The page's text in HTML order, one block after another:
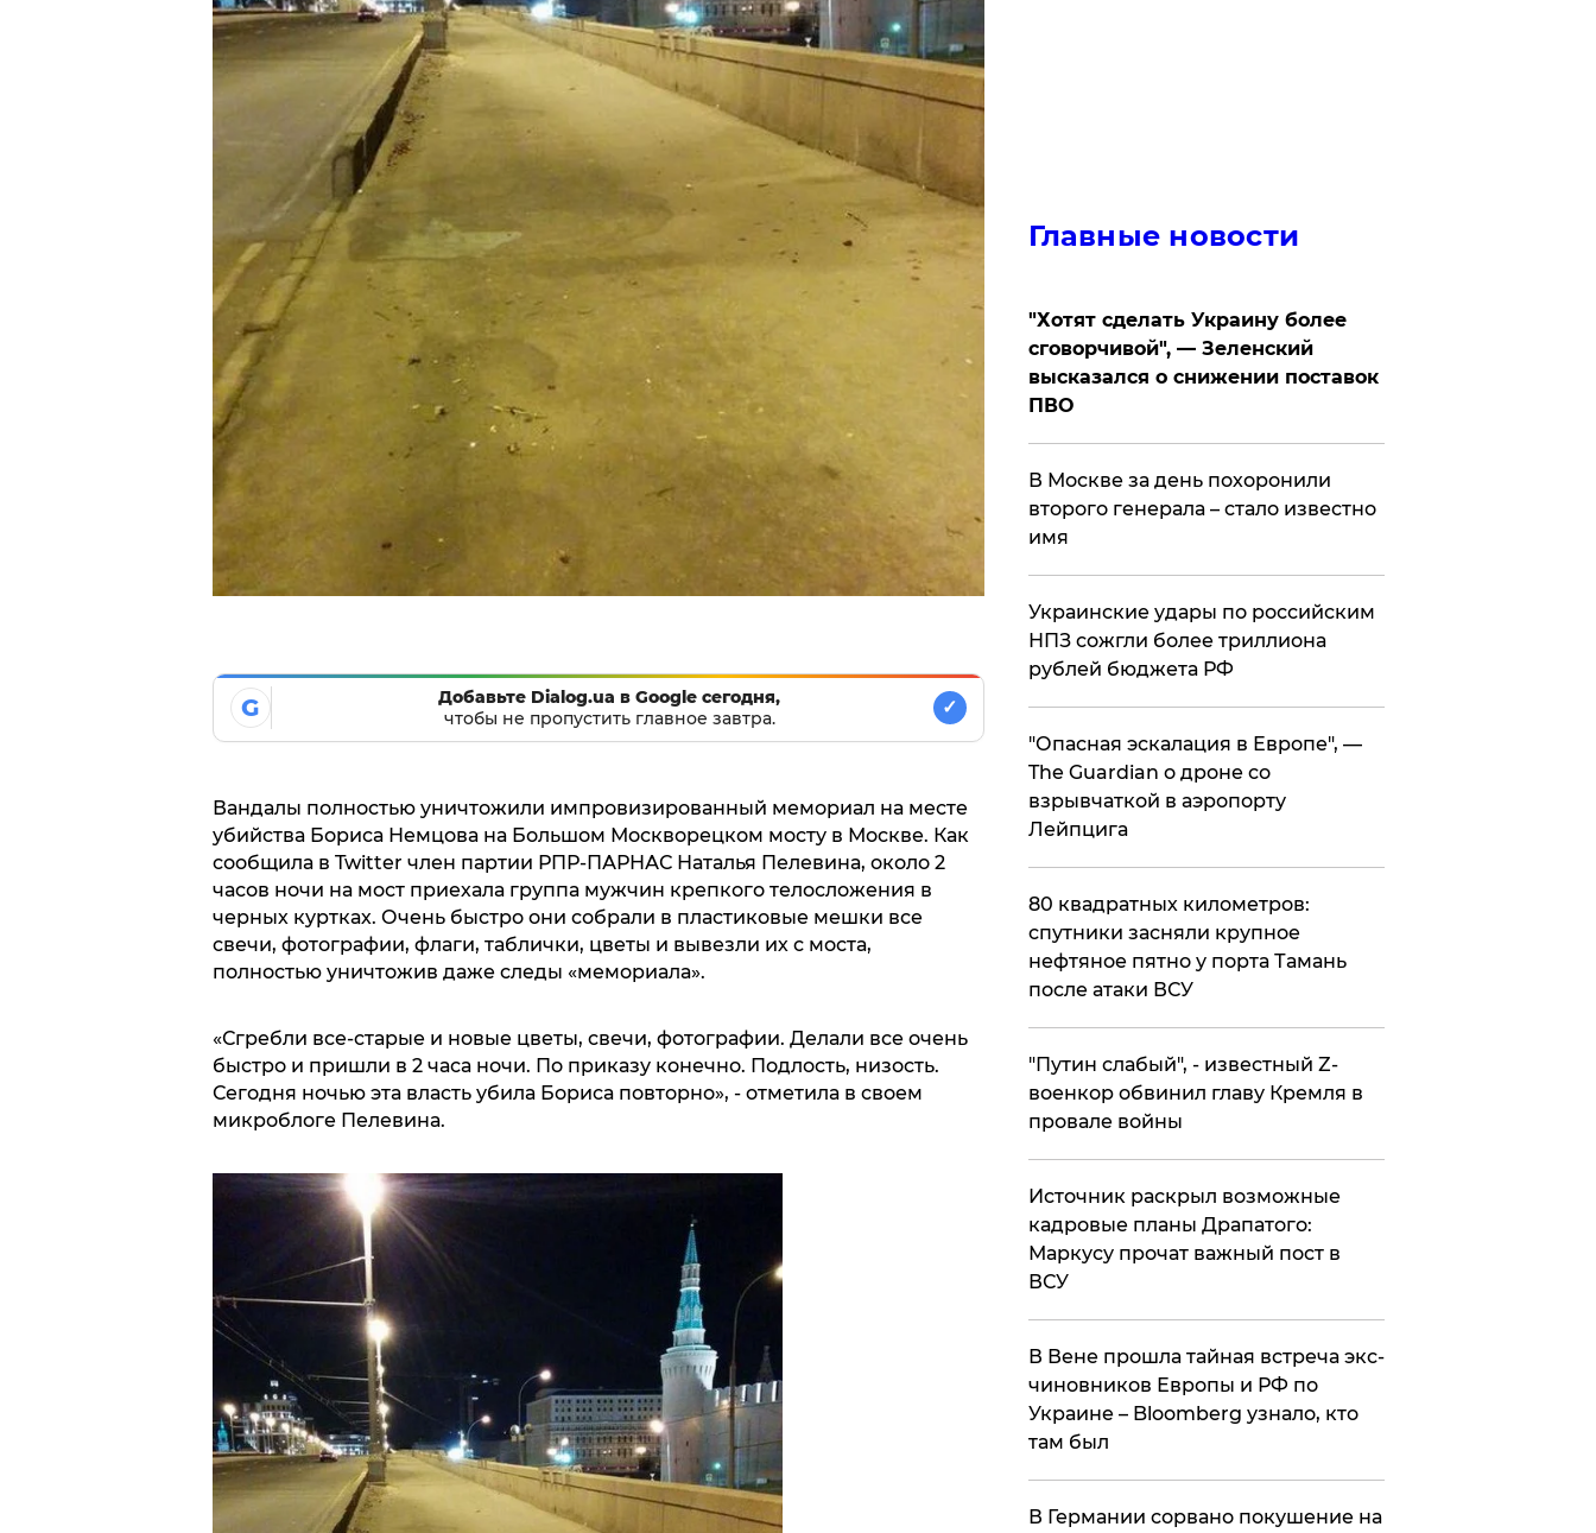
G
Добавьте Dialog.ua в Google сегодня,
чтобы не пропустить главное завтра.
✓
Вандалы полностью уничтожили импровизированный мемориал на месте
убийства Бориса Немцова на Большом Москворецком мосту в Москве. Как
сообщила в Twitter член партии РПР-ПАРНАС Наталья Пелевина, около 2
часов ночи на мост приехала группа мужчин крепкого телосложения в
черных куртках. Очень быстро они собрали в пластиковые мешки все
свечи, фотографии, флаги, таблички, цветы и вывезли их с моста,
полностью уничтожив даже следы «мемориала».
«Сгребли все-старые и новые цветы, свечи, фотографии. Делали все очень
быстро и пришли в 2 часа ночи. По приказу конечно. Подлость, низость.
Сегодня ночью эта власть убила Бориса повторно», - отметила в своем
микроблоге Пелевина.
Главные новости
​"Хотят сделать Украину более
сговорчивой", — Зеленский
высказался о снижении поставок
ПВО
В Москве за день похоронили
второго генерала – стало известно
имя
Украинские удары по российским
НПЗ сожгли более триллиона
рублей бюджета РФ
"Опасная эскалация в Европе", —
The Guardian о дроне со
взрывчаткой в аэропорту
Лейпцига
80 квадратных километров:
спутники засняли крупное
нефтяное пятно у порта Тамань
после атаки ВСУ
​"Путин слабый", - известный Z-
военкор обвинил главу Кремля в
провале войны
​Источник раскрыл возможные
кадровые планы Драпатого:
Маркусу прочат важный пост в
ВСУ
В Вене прошла тайная встреча экс-
чиновников Европы и РФ по
Украине – Bloomberg узнало, кто
там был
​В Германии сорвано покушение на